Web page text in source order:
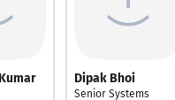
Dipak Bhoi
Senior Systems